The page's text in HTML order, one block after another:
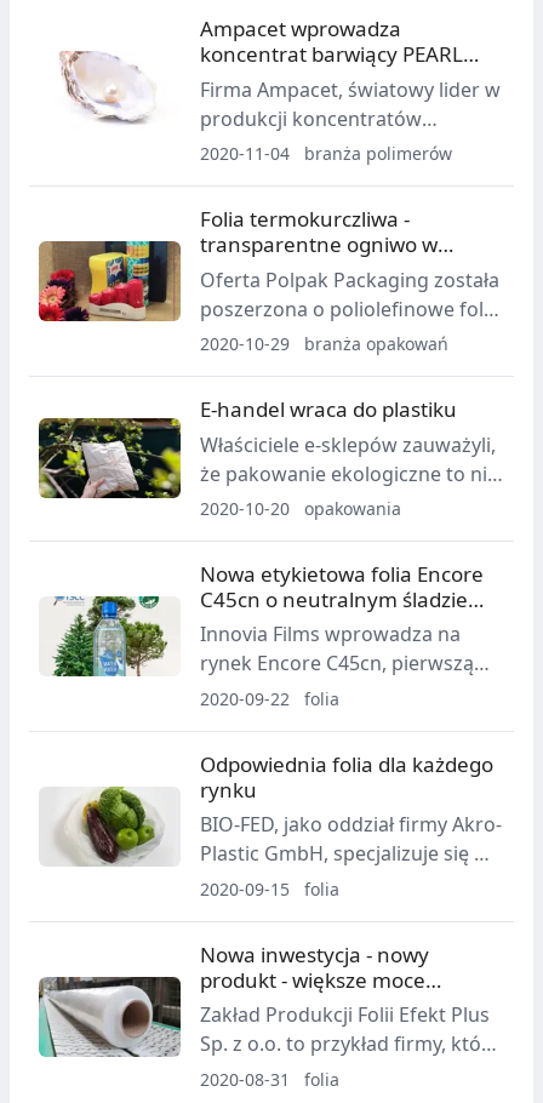
technologicznej. Moce
produkcyjne nowej inwestycji
będą wynosić 20 tys. ton rocznie.
Ampacet wprowadza
koncentrat barwiący PEARL
368
Firma Ampacet, światowy lider w
produkcji koncentratów
barwiących, wprowadziła na
wysokowydajny organiczny
koncentrat barwiący do kawitacji
przeznaczony do tworzenia
wysokiej jakości etykiet i
nieprzezroczystych białych
opakowań BOPP.
2020-11-04 branża polimerów
Folia termokurczliwa -
transparentne ogniwo w
łańcuchu elementów
opakowań
Oferta Polpak Packaging została
poszerzona o poliolefinowe folie
termokurczliwe.
2020-10-29 branża opakowań
E-handel wraca do plastiku
Właściciele e-sklepów zauważyli,
że pakowanie ekologiczne to nie
tylko zawijanie wszystkiego w
zastąpić plastik. Zamiast tego
starają się ograniczyć całkowity
2020-10-20 opakowania
Nowa etykietowa folia Encore
C45cn o neutralnym śladzie
węglowym
Innovia Films wprowadza na
rynek Encore C45cn, pierwszą
neutralną pod względem emisji
etykietowania BOPP. Posiadająca
certyfikat ISCC Encore C45cn
przyczyni się do zmniejszenia
śladu węglowego i ograniczenia
korzystania z zasobów
kopalnych.
2020-09-22 folia
Odpowiednia folia dla każdego
rynku
BIO-FED, jako oddział firmy Akro-
Plastic GmbH, specjalizuje się w
produkcji innowacyjnych bio-
2020-09-15 folia
Nowa inwestycja - nowy
produkt - większe moce
produkcyjne w Efekt Plus
Zakład Produkcji Folii Efekt Plus
Sp. z o.o. to przykład firmy, która
z myślą o klientach i spełnianiu
2020-08-31 folia